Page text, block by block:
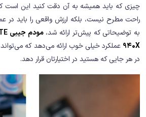
چیزی که باید همیشه به آن دقت کنید این است
راحت مطرح نیست، بلکه ارزش واقعی را باید در
به توضیحاتی که پیش‌تر ارائه شد،
940X عملکرد خیلی خوب ارائه می‌دهد که می‌تواند
در هر جایی که هستید در اختیارتان قرار دهد.